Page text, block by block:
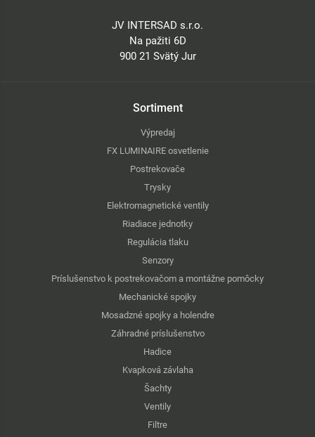
JV INTERSAD s.r.o.
Na pažiti 6D
900 21 Svätý Jur
Sortiment
Výpredaj
FX LUMINAIRE osvetlenie
Postrekovače
Trysky
Elektromagnetické ventily
Riadiace jednotky
Regulácia tlaku
Senzory
Príslušenstvo k postrekovačom a montážne pomôcky
Mechanické spojky
Mosadzné spojky a holendre
Záhradné príslušenstvo
Hadice
Kvapková závlaha
Šachty
Ventily
Filtre